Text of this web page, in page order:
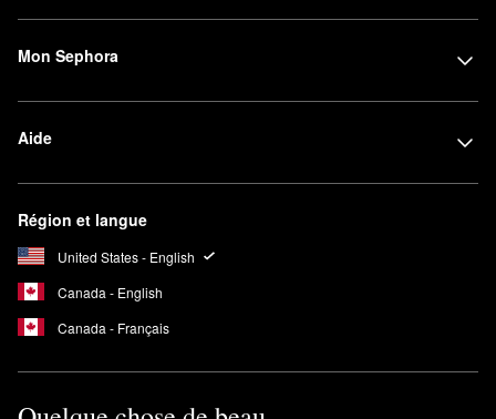
Mon Sephora
Aide
Région et langue
United States - English
Canada - English
Canada - Français